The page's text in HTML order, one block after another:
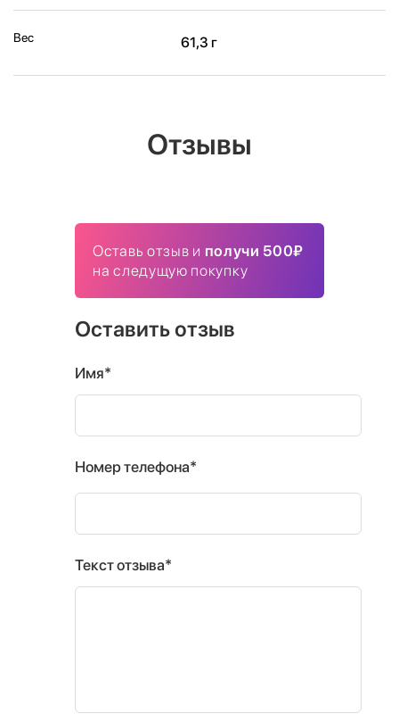
Вес 61,3 г
Отзывы
Оставь отзыв и получи 500₽
на следущую покупку
Оставить отзыв
Имя*
Номер телефона*
Текст отзыва*